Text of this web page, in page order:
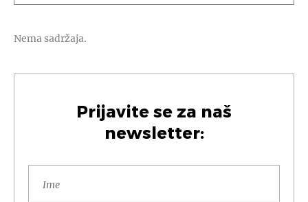
Nema sadržaja.
Prijavite se za naš
newsletter: